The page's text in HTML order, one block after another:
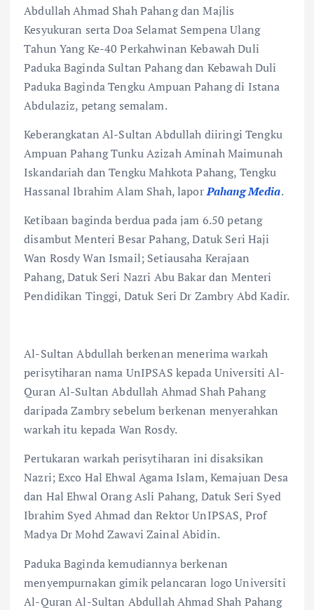
Abdullah Ahmad Shah Pahang dan Majlis
Kesyukuran serta Doa Selamat Sempena Ulang
Tahun Yang Ke-40 Perkahwinan Kebawah Duli
Paduka Baginda Sultan Pahang dan Kebawah Duli
Paduka Baginda Tengku Ampuan Pahang di Istana
Abdulaziz, petang semalam.
Keberangkatan Al-Sultan Abdullah diiringi Tengku
Ampuan Pahang Tunku Azizah Aminah Maimunah
Iskandariah dan Tengku Mahkota Pahang, Tengku
Hassanal Ibrahim Alam Shah, laporPahang Media.
Ketibaan baginda berdua pada jam 6.50 petang
disambut Menteri Besar Pahang, Datuk Seri Haji
Wan Rosdy Wan Ismail; Setiausaha Kerajaan
Pahang, Datuk Seri Nazri Abu Bakar dan Menteri
Pendidikan Tinggi, Datuk Seri Dr Zambry Abd Kadir.
Al-Sultan Abdullah berkenan menerima warkah
perisytiharan nama UnIPSAS kepada Universiti Al-
Quran Al-Sultan Abdullah Ahmad Shah Pahang
daripada Zambry sebelum berkenan menyerahkan
warkah itu kepada Wan Rosdy.
Pertukaran warkah perisytiharan ini disaksikan
Nazri; Exco Hal Ehwal Agama Islam, Kemajuan Desa
dan Hal Ehwal Orang Asli Pahang, Datuk Seri Syed
Ibrahim Syed Ahmad dan Rektor UnIPSAS, Prof
Madya Dr Mohd Zawavi Zainal Abidin.
Paduka Baginda kemudiannya berkenan
menyempurnakan gimik pelancaran logo Universiti
Al-Quran Al-Sultan Abdullah Ahmad Shah Pahang